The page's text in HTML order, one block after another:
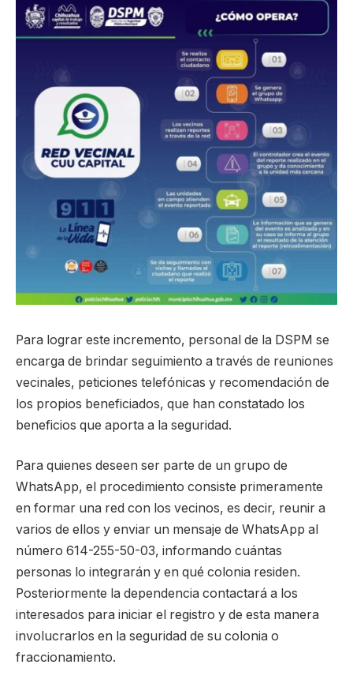
Para lograr este incremento, personal de la DSPM se
encarga de brindar seguimiento a través de reuniones
vecinales, peticiones telefónicas y recomendación de
los propios beneficiados, que han constatado los
beneficios que aporta a la seguridad.
Para quienes deseen ser parte de un grupo de
WhatsApp, el procedimiento consiste primeramente
en formar una red con los vecinos, es decir, reunir a
varios de ellos y enviar un mensaje de WhatsApp al
número 614-255-50-03, informando cuántas
personas lo integrarán y en qué colonia residen.
Posteriormente la dependencia contactará a los
interesados para iniciar el registro y de esta manera
involucrarlos en la seguridad de su colonia o
fraccionamiento.